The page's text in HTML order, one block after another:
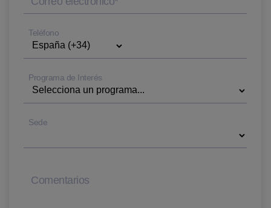
Teléfono
Programa de Interés
Sede
Comentarios